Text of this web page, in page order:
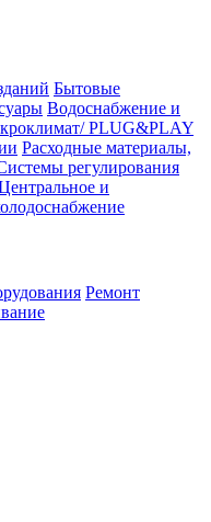
Бытовые
Водоснабжение и
PLUG&PLAY
Расходные материалы,
регулирования
и
Ремонт